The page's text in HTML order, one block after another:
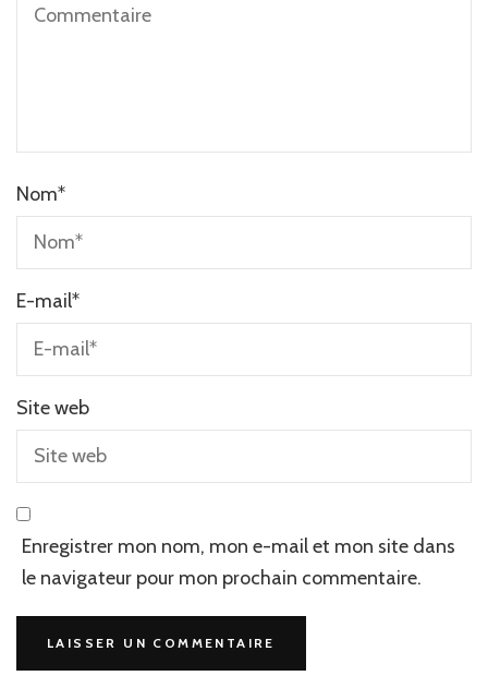
Nom*
E-mail*
Site web
Enregistrer mon nom, mon e-mail et mon site dans
le navigateur pour mon prochain commentaire.